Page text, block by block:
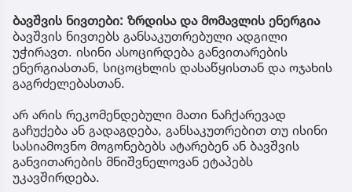
ბავშვის ნივთები: ზრდისა და მომავლის ენერგია
ბავშვის ნივთებს განსაკუთრებული ადგილი
უჭირავთ. ისინი ასოცირდება განვითარების
ენერგიასთან, სიცოცხლის დასაწყისთან და ოჯახის
გაგრძელებასთან.
არ არის რეკომენდებული მათი ნაჩქარევად
გაჩუქება ან გადაგდება, განსაკუთრებით თუ ისინი
სასიამოვნო მოგონებებს ატარებენ ან ბავშვის
განვითარების მნიშვნელოვან ეტაპებს
უკავშირდება.